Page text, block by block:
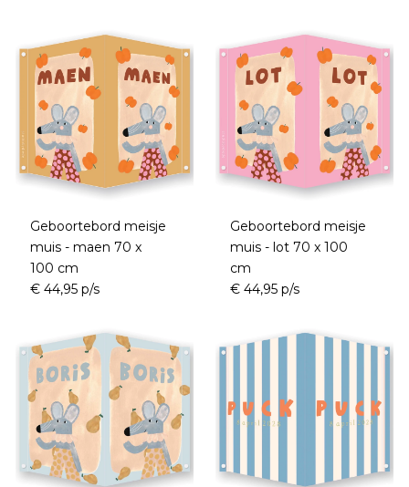
Geboortebord meisje
muis - maen 70 x
100 cm
€ 44,95 p/s
Geboortebord meisje
muis - lot 70 x 100
cm
€ 44,95 p/s